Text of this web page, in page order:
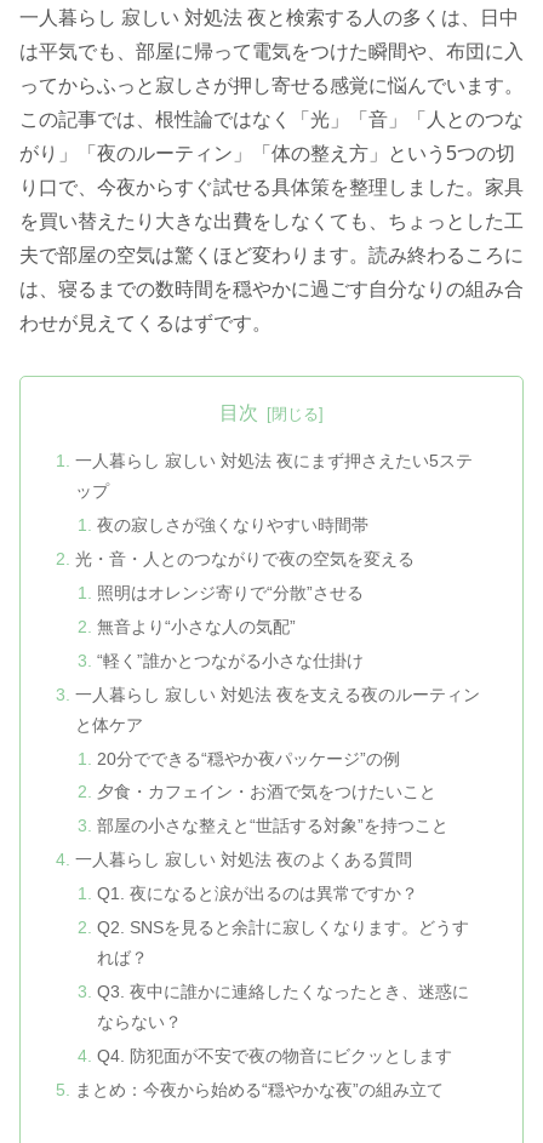
一人暮らし 寂しい 対処法 夜と検索する人の多くは、日中
は平気でも、部屋に帰って電気をつけた瞬間や、布団に入
ってからふっと寂しさが押し寄せる感覚に悩んでいます。
この記事では、根性論ではなく「光」「音」「人とのつな
がり」「夜のルーティン」「体の整え方」という5つの切
り口で、今夜からすぐ試せる具体策を整理しました。家具
を買い替えたり大きな出費をしなくても、ちょっとした工
夫で部屋の空気は驚くほど変わります。読み終わるころに
は、寝るまでの数時間を穏やかに過ごす自分なりの組み合
わせが見えてくるはずです。
目次
一人暮らし 寂しい 対処法 夜にまず押さえたい5ステ
ップ
夜の寂しさが強くなりやすい時間帯
光・音・人とのつながりで夜の空気を変える
照明はオレンジ寄りで“分散”させる
無音より“小さな人の気配”
“軽く”誰かとつながる小さな仕掛け
一人暮らし 寂しい 対処法 夜を支える夜のルーティン
と体ケア
20分でできる“穏やか夜パッケージ”の例
夕食・カフェイン・お酒で気をつけたいこと
部屋の小さな整えと“世話する対象”を持つこと
一人暮らし 寂しい 対処法 夜のよくある質問
Q1. 夜になると涙が出るのは異常ですか？
Q2. SNSを見ると余計に寂しくなります。どうす
れば？
Q3. 夜中に誰かに連絡したくなったとき、迷惑に
ならない？
Q4. 防犯面が不安で夜の物音にビクッとします
まとめ：今夜から始める“穏やかな夜”の組み立て